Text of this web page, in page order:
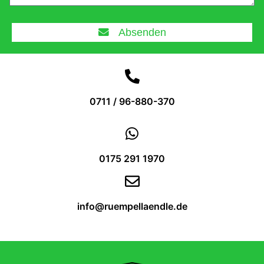
Absenden
0711 / 96-880-370
0175 291 1970‬
info@ruempellaendle.de